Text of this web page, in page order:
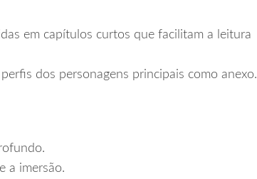
em capítulos curtos que facilitam a leitura
dos personagens principais como anexo.
a imersão.